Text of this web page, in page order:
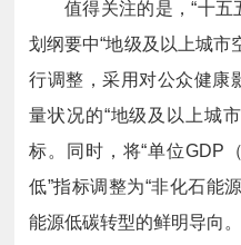
值得关注的是，“十五
划纲要中“地级及以上城市
行调整，采用对公众健康
量状况的“地级及以上城
标。同时，将“单位GDP
低”指标调整为“非化石能
能源低碳转型的鲜明导向。